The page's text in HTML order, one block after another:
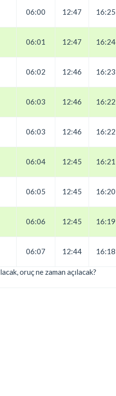
06:00 12:47 16:25
06:01 12:47 16:24
06:02 12:46 16:23
06:03 12:46 16:22
06:03 12:46 16:22
06:04 12:45 16:21
06:05 12:45 16:20
06:06 12:45 16:19
06:07 12:44 16:18
oruç ne zaman açılacak?